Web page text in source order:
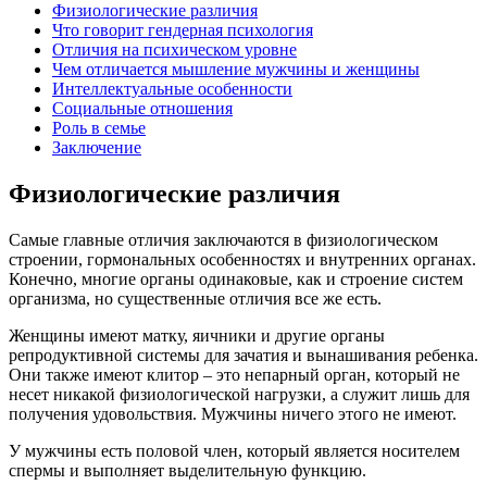
Физиологические различия
Что говорит гендерная психология
Отличия на психическом уровне
Чем отличается мышление мужчины и женщины
Интеллектуальные особенности
Социальные отношения
Роль в семье
Заключение
Физиологические различия
Самые главные отличия заключаются в физиологическом
строении, гормональных особенностях и внутренних органах.
Конечно, многие органы одинаковые, как и строение систем
организма, но существенные отличия все же есть.
Женщины имеют матку, яичники и другие органы
репродуктивной системы для зачатия и вынашивания ребенка.
Они также имеют клитор – это непарный орган, который не
несет никакой физиологической нагрузки, а служит лишь для
получения удовольствия. Мужчины ничего этого не имеют.
У мужчины есть половой член, который является носителем
спермы и выполняет выделительную функцию.